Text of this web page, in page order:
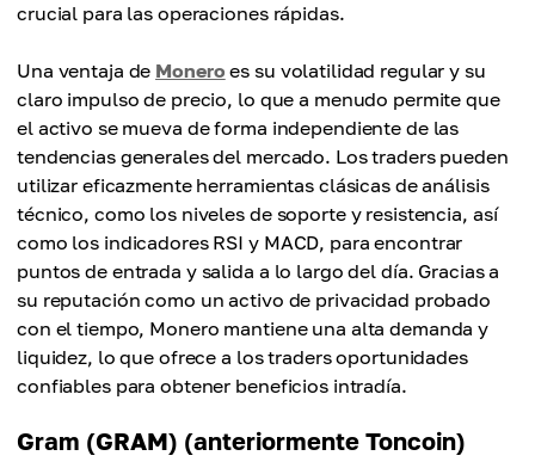
crucial para las operaciones rápidas.
Una ventaja de Monero es su volatilidad regular y su
claro impulso de precio, lo que a menudo permite que
el activo se mueva de forma independiente de las
tendencias generales del mercado. Los traders pueden
utilizar eficazmente herramientas clásicas de análisis
técnico, como los niveles de soporte y resistencia, así
como los indicadores RSI y MACD, para encontrar
puntos de entrada y salida a lo largo del día. Gracias a
su reputación como un activo de privacidad probado
con el tiempo, Monero mantiene una alta demanda y
liquidez, lo que ofrece a los traders oportunidades
confiables para obtener beneficios intradía.
Gram (GRAM) (anteriormente Toncoin)